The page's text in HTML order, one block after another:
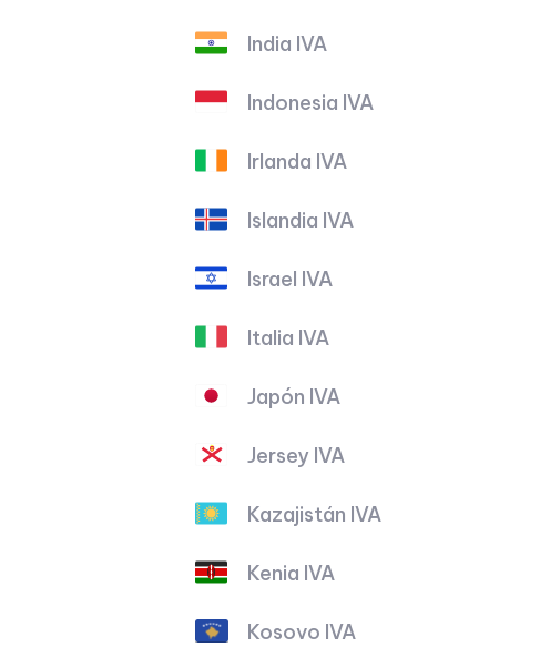
India IVA
Indonesia IVA
Irlanda IVA
Islandia IVA
Israel IVA
Italia IVA
Japón IVA
Jersey IVA
Kazajistán IVA
Kenia IVA
Kosovo IVA